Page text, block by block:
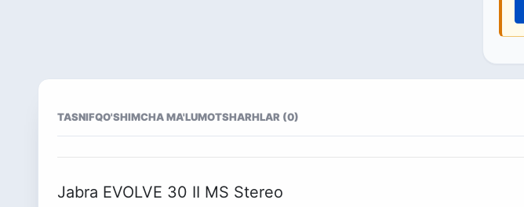
TASNIFQO'SHIMCHA MA'LUMOTSHARHLAR (0)
Jabra EVOLVE 30 II MS Stereo